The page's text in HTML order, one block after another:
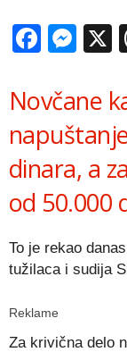
Novčane
dinara, a
od 50.000
To je rekao
tužilaca i sudija
Reklame
Za krivična delo